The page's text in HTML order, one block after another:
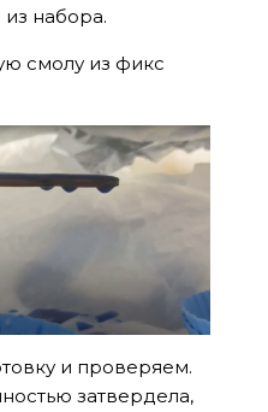
набора.
и проверяем.
затвердела,